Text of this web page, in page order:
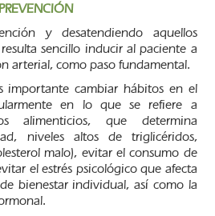
y desatendiendo aquellos
sencillo inducir al paciente a
arterial, como paso fundamental.
importante cambiar hábitos en el
en lo que se refiere a
alimenticios, que determina
niveles altos de triglicéridos,
malo), evitar el consumo de
el estrés psicológico que afecta
bienestar individual, así como la